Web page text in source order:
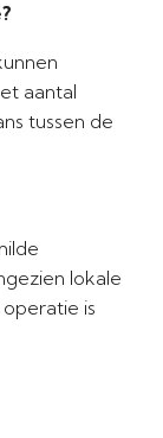
aantal
tussen de
lokale
is